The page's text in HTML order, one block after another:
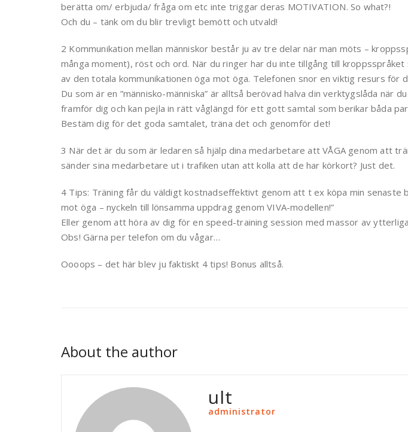
berätta om/ erbjuda/ fråga om etc inte triggar deras MOTIVATION. So what?!
Och du – tänk om du blir trevligt bemött och utvald!
2 Kommunikation mellan människor består ju av tre delar när man möts –
många moment), röst och ord. När du ringer har du inte tillgång till
av den totala kommunikationen öga mot öga. Telefonen snor en viktig resurs för
Du som är en ”människo-människa” är alltså berövad halva din verktygslåda när
framför dig och kan pejla in rätt våglängd för ett gott samtal som berikar båda
Bestäm dig för det goda samtalet, träna det och genomför det!
3 När det är du som är ledaren så hjälp dina medarbetare att VÅGA genom att
sänder sina medarbetare ut i trafiken utan att kolla att de har körkort? Just det.
4 Tips: Träning får du väldigt kostnadseffektivt genom att t ex köpa min senaste
mot öga – nyckeln till lönsamma uppdrag genom VIVA-modellen!”
Eller genom att höra av dig för en speed-training session med massor av
Obs! Gärna per telefon om du vågar…
Oooops – det här blev ju faktiskt 4 tips! Bonus alltså.
About the author
ult
administrator